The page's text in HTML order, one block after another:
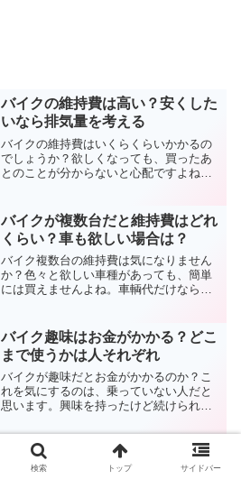
バイクの維持費は高い？安くした
いなら排気量を考える
バイクの維持費はいくらくらいかかるの
でしょうか？欲しくなっても、買ったあ
とのことが分からないと心配ですよね。
るのでしょうか？バイクの維持費にどん
なものがあるのかを考えてみます。
バイクが複数台だと維持費はどれ
くらい？車も欲しい場合は？
バイク複数台の維持費は気になりません
か？色々と欲しい車種があっても、簡単
には買えませんよね。車輌代だけならと
のが多いですが、逆に減るものも。バイ
ク複数台の維持費を考えてみます。
バイク趣味はお金がかかる？どこ
まで使うかは人それぞれ
バイクが趣味だとお金がかかるのか？こ
れを気にするのは、乗っていない人だと
思います。興味を持ったけど続けられる
れくらい必要なのかを知りたい。そうい
うときの目安になるように、バイク趣味
で使うお金をまとめてみました。
バイク部品取り付け作業。持ち込
みでショップに依頼できる？
検索 トップ サイドバー